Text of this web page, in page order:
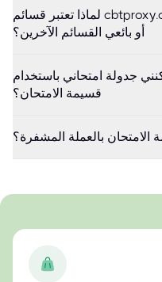
لماذا تعتبر قسائم cbtproxy.com أرخص من بائعي الامتحانات
أو بائعي القسائم الآخرين؟
جدولة امتحاني باستخدام
قسيمة الامتحان؟
بالعملة المشفرة؟